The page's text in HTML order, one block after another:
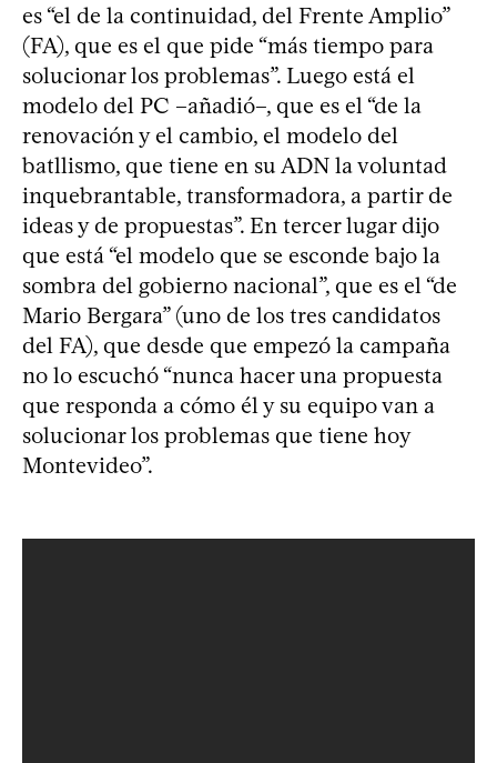
es “el de la continuidad, del Frente Amplio”
(FA), que es el que pide “más tiempo para
solucionar los problemas”. Luego está el
modelo del PC –añadió–, que es el “de la
renovación y el cambio, el modelo del
batllismo, que tiene en su ADN la voluntad
inquebrantable, transformadora, a partir de
ideas y de propuestas”. En tercer lugar dijo
que está “el modelo que se esconde bajo la
sombra del gobierno nacional”, que es el “de
Mario Bergara” (uno de los tres candidatos
del FA), que desde que empezó la campaña
no lo escuchó “nunca hacer una propuesta
que responda a cómo él y su equipo van a
solucionar los problemas que tiene hoy
Montevideo”.